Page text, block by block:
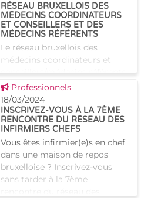
RÉSEAU BRUXELLOIS DES
MÉDECINS COORDINATEURS
ET CONSEILLERS ET DES
MÉDECINS RÉFÉRENTS
Le réseau bruxellois des
médecins coordinateurs et
conseillers/médecins référents
est plus que jamais actif ! Deux
réunions ont eu lieu en janvier
et mars 2024, dont les thèmes
couvraient l
Voir cette news
Professionnels
18/03/2024
INSCRIVEZ-VOUS À LA 7ÈME
RENCONTRE DU RÉSEAU DES
INFIRMIERS CHEFS
Vous êtes infirmier(e)s en chef
dans une maison de repos
bruxelloise ? Inscrivez-vous
sans tarder à la 7ème